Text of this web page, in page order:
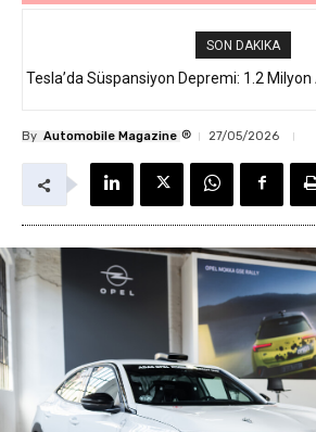
SON DAKIKA
Tesla’da Süspansiyon Depremi: 1.2 Milyon
Elektrikli araç satışlarında
By Automobile Magazine ® 27/05/2026